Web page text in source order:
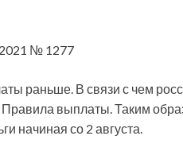
№ 1277
раньше. В связи с чем
выплаты. Таким
начиная со 2 августа.